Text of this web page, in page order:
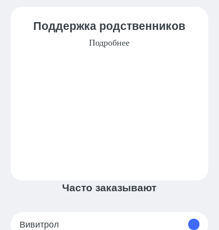
Поддержка родственников
Подробнее
Часто заказывают
Вивитрол